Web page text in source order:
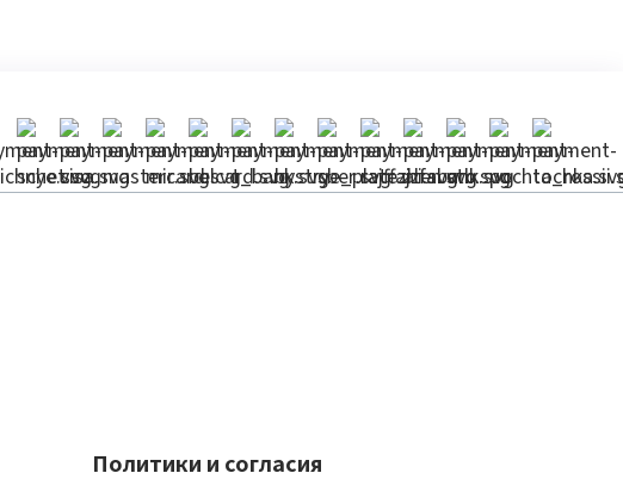
Политики и согласия